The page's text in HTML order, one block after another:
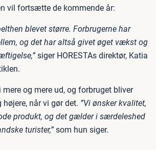
vil fortsætte de kommende år:
blevet større. Forbrugerne har
og det har altså givet øget vækst og
siger HORESTAs direktør, Katia
og mere ud, og forbruget bliver
når vi gør det. ”Vi ønsker kvalitet,
produkt, og det gælder i særdeleshed
turister,” som hun siger.